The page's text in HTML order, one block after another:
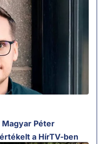
Péter
a HírTV-ben